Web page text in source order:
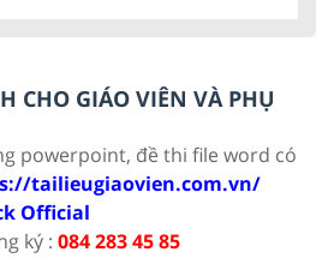
CHO GIÁO VIÊN VÀ PHỤ
powerpoint, đề thi file word có
tailieugiaovien.com.vn/
Official
ký : 084 283 45 85